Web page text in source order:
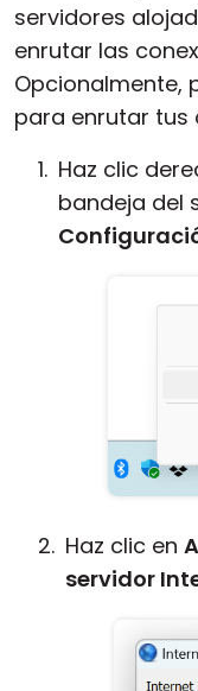
servidores
enrutar las
Opcionalmente,
para enrutar tus
Haz clic
bandeja del
Haz clic en
servidor